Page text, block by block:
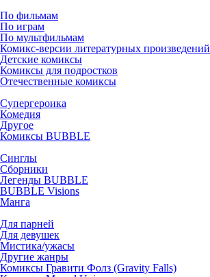
По фильмам
По играм
По мультфильмам
Комикс-версии литературных произведений
Детские комиксы
Комиксы для подростков
Отечественные комиксы
Супергероика
Комедия
Другое
Комиксы BUBBLE
Синглы
Сборники
Легенды BUBBLE
BUBBLE Visions
Манга
Для парней
Для девушек
Мистика/ужасы
Другие жанры
Комиксы Гравити Фолз (Gravity Falls)